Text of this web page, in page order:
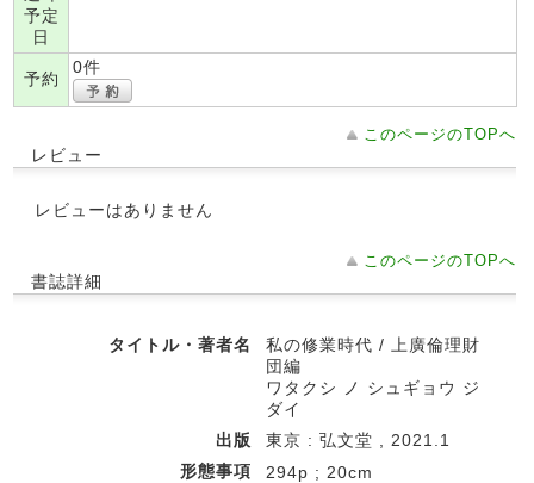
予定
日
予約
0件
このページのTOPへ
レビュー
レビューはありません
このページのTOPへ
書誌詳細
タイトル・著者名
私の修業時代 / 上廣倫理財
団編
ワタクシ ノ シュギョウ ジ
ダイ
出版
東京 : 弘文堂 , 2021.1
形態事項
294p ; 20cm